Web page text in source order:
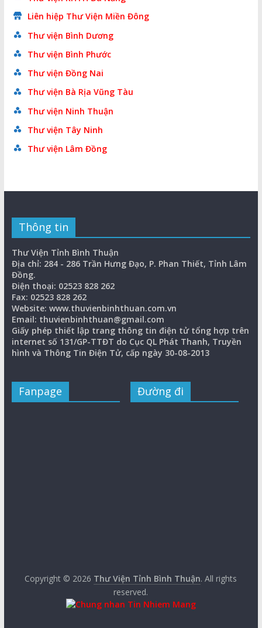
Liên hiệp Thư Viện Miền Đông
Thư viện Bình Dương
Thư viện Bình Phước
Thư viện Đồng Nai
Thư viện Bà Rịa Vũng Tàu
Thư viện Ninh Thuận
Thư viện Tây Ninh
Thư viện Lâm Đồng
Thông tin
Thư Viện Tỉnh Bình Thuận
Địa chỉ: 284 - 286 Trần Hưng Đạo, P. Phan Thiết, Tỉnh Lâm
Đồng.
Điện thoại: 02523 828 262
Fax: 02523 828 262
Website: www.thuvienbinhthuan.com.vn
Email: thuvienbinhthuan@gmail.com
Giấy phép thiết lập trang thông tin điện tử tổng hợp trên
internet số 131/GP-TTĐT do Cục QL Phát Thanh, Truyền
hình và Thông Tin Điện Tử, cấp ngày 30-08-2013
Fanpage Đường đi
Copyright © 2026 Thư Viện Tỉnh Bình Thuận. All rights
reserved.